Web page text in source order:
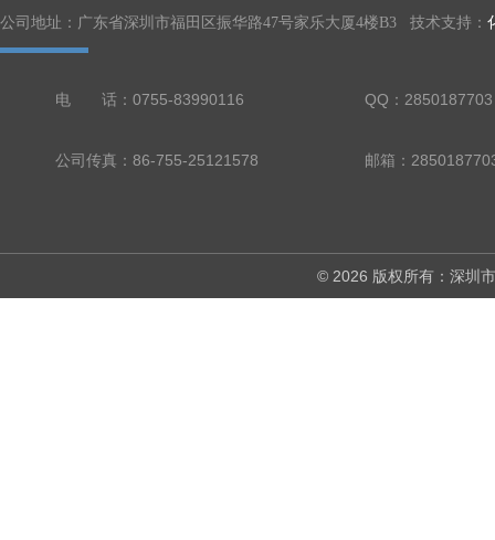
公司地址：广东省深圳市福田区振华路47号家乐大厦4楼B3 技术支持：
电 话：0755-83990116 QQ：2850187703
公司传真：86-755-25121578 邮箱：
© 2026 版权所有：深圳